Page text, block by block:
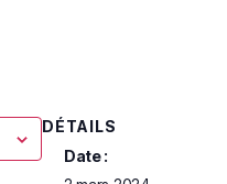
DÉTAILS
Date :